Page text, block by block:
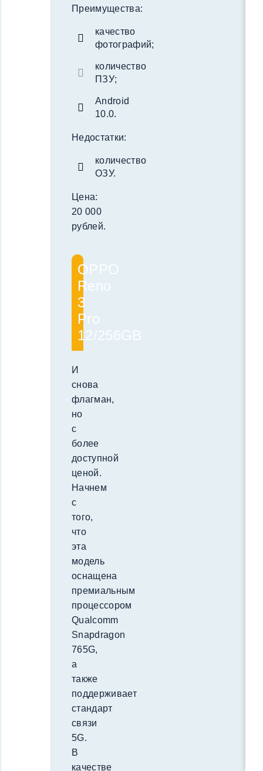
Преимущества:
качество
фотографий;
количество
ПЗУ;
Android
10.0.
Недостатки:
количество
ОЗУ.
Цена:
20 000
рублей.
OPPO
Reno
3
Pro
12/256GB
И
снова
флагман,
но
с
более
доступной
ценой.
Начнем
с
того,
что
эта
модель
оснащена
премиальным
процессором
Qualcomm
Snapdragon
765G,
а
также
поддерживает
стандарт
связи
5G.
В
качестве